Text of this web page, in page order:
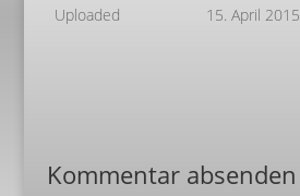
Uploaded 15. April 2015
Kommentar absenden